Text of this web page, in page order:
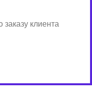
заказу клиента